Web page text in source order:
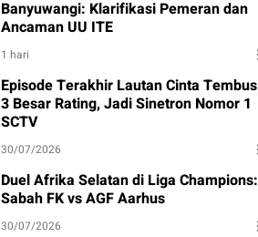
Banyuwangi: Klarifikasi Pemeran dan
Ancaman UU ITE
1 hari
Episode Terakhir Lautan Cinta Tembus
3 Besar Rating, Jadi Sinetron Nomor 1
SCTV
30/07/2026
Duel Afrika Selatan di Liga Champions:
Sabah FK vs AGF Aarhus
30/07/2026